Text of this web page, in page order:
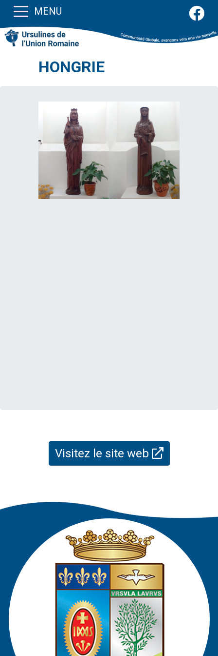
MENU
HONGRIE
Visitez le site web